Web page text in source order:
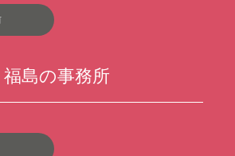
福島の事務所